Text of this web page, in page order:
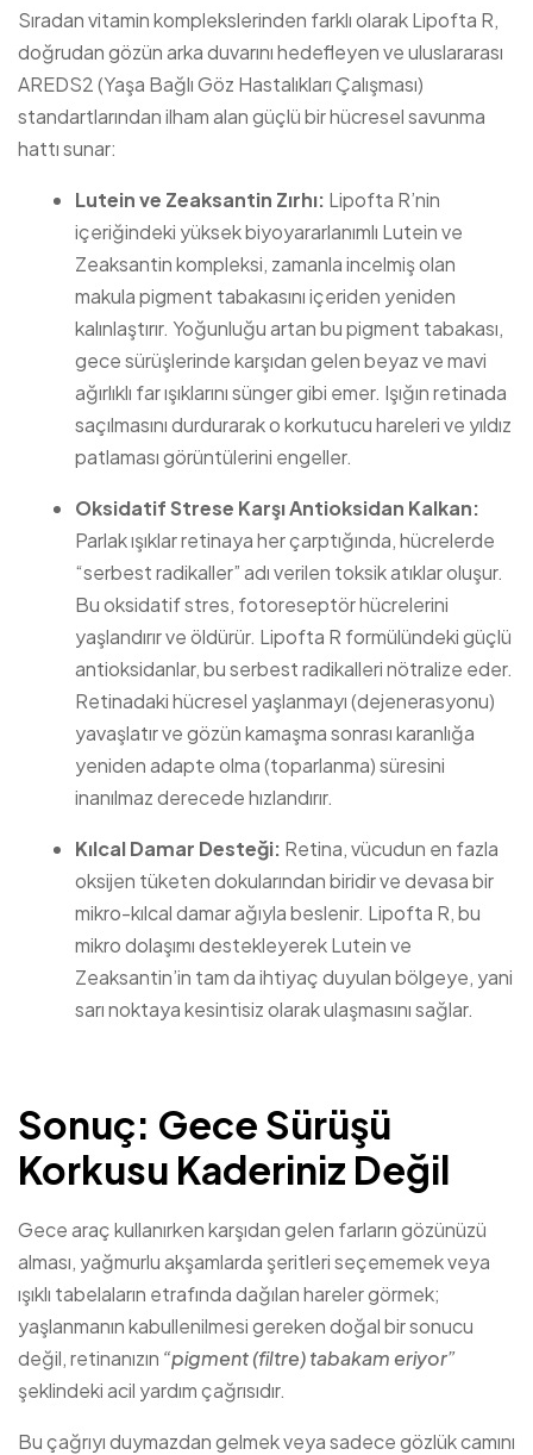
Sıradan vitamin komplekslerinden farklı olarak Lipofta R,
doğrudan gözün arka duvarını hedefleyen ve uluslararası
AREDS2 (Yaşa Bağlı Göz Hastalıkları Çalışması)
standartlarından ilham alan güçlü bir hücresel savunma
hattı sunar:
Lutein ve Zeaksantin Zırhı: Lipofta R’nin
içeriğindeki yüksek biyoyararlanımlı Lutein ve
Zeaksantin kompleksi, zamanla incelmiş olan
makula pigment tabakasını içeriden yeniden
kalınlaştırır. Yoğunluğu artan bu pigment tabakası,
gece sürüşlerinde karşıdan gelen beyaz ve mavi
ağırlıklı far ışıklarını sünger gibi emer. Işığın retinada
saçılmasını durdurarak o korkutucu hareleri ve yıldız
patlaması görüntülerini engeller.
Oksidatif Strese Karşı Antioksidan Kalkan:
Parlak ışıklar retinaya her çarptığında, hücrelerde
“serbest radikaller” adı verilen toksik atıklar oluşur.
Bu oksidatif stres, fotoreseptör hücrelerini
yaşlandırır ve öldürür. Lipofta R formülündeki güçlü
antioksidanlar, bu serbest radikalleri nötralize eder.
Retinadaki hücresel yaşlanmayı (dejenerasyonu)
yavaşlatır ve gözün kamaşma sonrası karanlığa
yeniden adapte olma (toparlanma) süresini
inanılmaz derecede hızlandırır.
Kılcal Damar Desteği: Retina, vücudun en fazla
oksijen tüketen dokularından biridir ve devasa bir
mikro-kılcal damar ağıyla beslenir. Lipofta R, bu
mikro dolaşımı destekleyerek Lutein ve
Zeaksantin’in tam da ihtiyaç duyulan bölgeye, yani
sarı noktaya kesintisiz olarak ulaşmasını sağlar.
Sonuç: Gece Sürüşü
Korkusu Kaderiniz Değil
Gece araç kullanırken karşıdan gelen farların gözünüzü
alması, yağmurlu akşamlarda şeritleri seçememek veya
ışıklı tabelaların etrafında dağılan hareler görmek;
yaşlanmanın kabullenilmesi gereken doğal bir sonucu
değil, retinanızın “pigment (filtre) tabakam eriyor”
şeklindeki acil yardım çağrısıdır.
Bu çağrıyı duymazdan gelmek veya sadece gözlük camını